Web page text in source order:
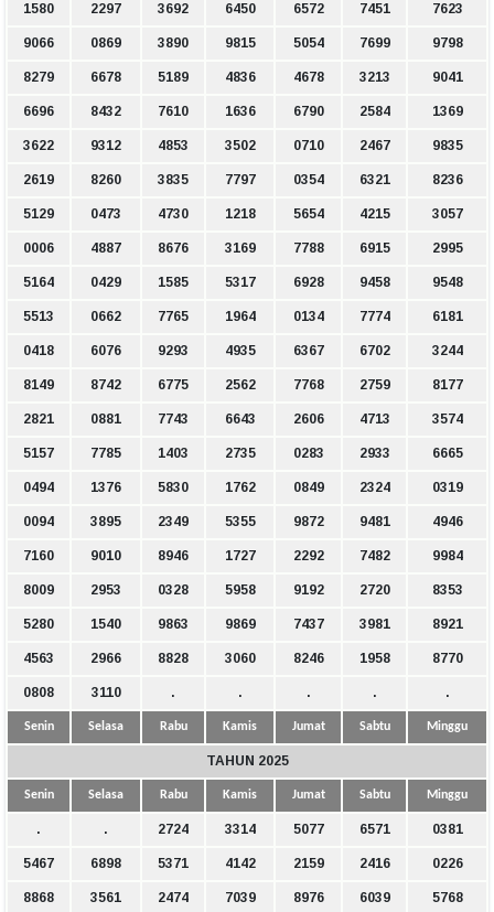
1580 2297 3692 6450 6572 7451 7623
9066 0869 3890 9815 5054 7699 9798
8279 6678 5189 4836 4678 3213 9041
6696 8432 7610 1636 6790 2584 1369
3622 9312 4853 3502 0710 2467 9835
2619 8260 3835 7797 0354 6321 8236
5129 0473 4730 1218 5654 4215 3057
0006 4887 8676 3169 7788 6915 2995
5164 0429 1585 5317 6928 9458 9548
5513 0662 7765 1964 0134 7774 6181
0418 6076 9293 4935 6367 6702 3244
8149 8742 6775 2562 7768 2759 8177
2821 0881 7743 6643 2606 4713 3574
5157 7785 1403 2735 0283 2933 6665
0494 1376 5830 1762 0849 2324 0319
0094 3895 2349 5355 9872 9481 4946
7160 9010 8946 1727 2292 7482 9984
8009 2953 0328 5958 9192 2720 8353
5280 1540 9863 9869 7437 3981 8921
4563 2966 8828 3060 8246 1958 8770
0808 3110 . . . . .
Senin Selasa Rabu Kamis Jumat Sabtu Minggu
TAHUN 2025
Senin Selasa Rabu Kamis Jumat Sabtu Minggu
. . 2724 3314 5077 6571 0381
5467 6898 5371 4142 2159 2416 0226
8868 3561 2474 7039 8976 6039 5768